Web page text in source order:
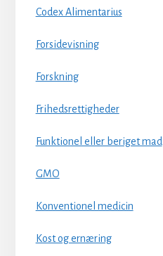
Codex Alimentarius
Forsidevisning
Forskning
Frihedsrettigheder
Funktionel eller beriget mad
GMO
Konventionel medicin
Kost og ernæring